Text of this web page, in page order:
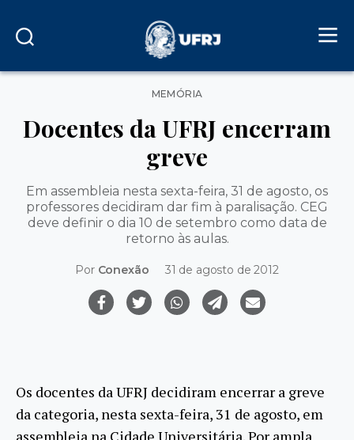
Categorias
MEMÓRIA
Docentes da UFRJ encerram
greve
Em assembleia nesta sexta-feira, 31 de agosto, os
professores decidiram dar fim à paralisação. CEG
deve definir o dia 10 de setembro como data de
retorno às aulas.
Por Conexão 31 de agosto de 2012
Os docentes da UFRJ decidiram encerrar a greve
da categoria, nesta sexta-feira, 31 de agosto, em
assembleia na Cidade Universitária. Por ampla